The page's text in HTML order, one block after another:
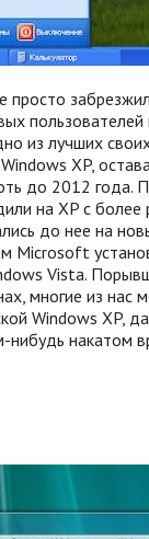
просто
из лучших
XP,
до 2012 года.
на XP с более
до нее на
Microsoft
Vista.
многие из нас
Windows XP,
нибудь накатом